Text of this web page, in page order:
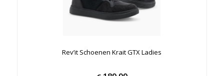
Rev’it Schoenen Krait GTX Ladies